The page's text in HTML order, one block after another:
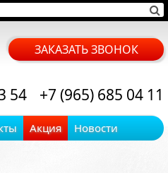
ЗАКАЗАТЬ ЗВОНОК
54 +7 (965) 685 04 11
Акция Новости